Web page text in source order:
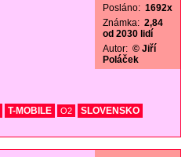
Posláno: 1692x
Známka: 2,84
od 2030 lidí
Autor: © Jiří
Poláček
T-MOBILE O2
SLOVENSKO